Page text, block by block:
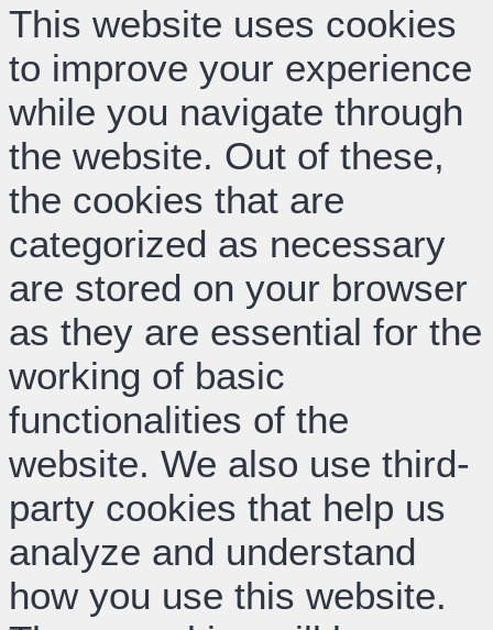
This website uses cookies
to improve your experience
while you navigate through
the website. Out of these,
the cookies that are
categorized as necessary
are stored on your browser
as they are essential for the
working of basic
functionalities of the
website. We also use third-
party cookies that help us
analyze and understand
how you use this website.